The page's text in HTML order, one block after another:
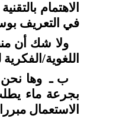
الاهتمام
في التعريف
ولا شك أن
اللغوية/
ب ـ وها
بجرعة ماء
الاستعمال